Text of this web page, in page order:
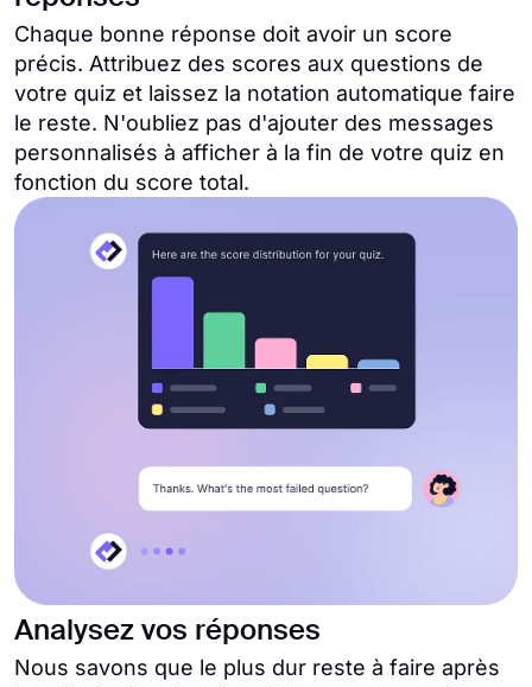
Chaque bonne réponse doit avoir un score
précis. Attribuez des scores aux questions de
votre quiz et laissez la notation automatique faire
le reste. N'oubliez pas d'ajouter des messages
personnalisés à afficher à la fin de votre quiz en
fonction du score total.
Analysez vos réponses
Nous savons que le plus dur reste à faire après